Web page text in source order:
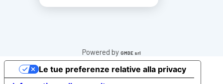
Powered by GMDE srl
Le tue preferenze relative alla privacy